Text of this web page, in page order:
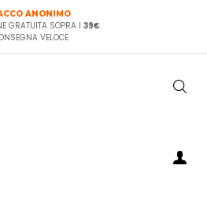
ANONIMO
GRATUITA SOPRA I 39€
VELOCE